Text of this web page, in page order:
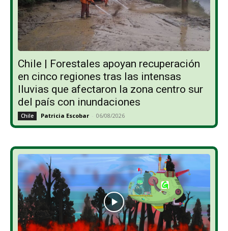
Chile | Forestales apoyan recuperación
en cinco regiones tras las intensas
lluvias que afectaron la zona centro sur
del país con inundaciones
Chile Patricia Escobar - 06/08/2026